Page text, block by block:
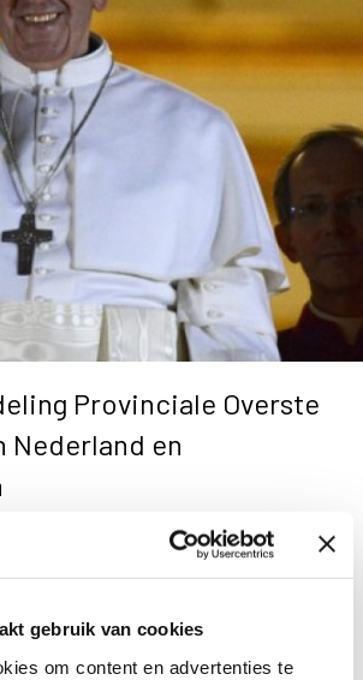
gebruik van cookies
om content en advertenties te
Provinciale Overste
Nederland en
verwelkomen we Franciscus I aan het
Katholieke Kerk. Zijn uitverkiezing
de wereld en aan de christenen, want
het zwaartepunt van de Kerk